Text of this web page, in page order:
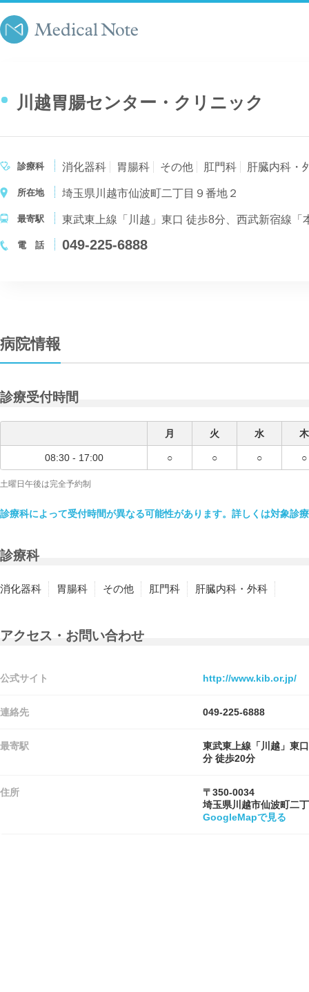
川越胃腸センター・クリニック
診療科 消化器科 胃腸科 その他 肛門科 肝臓内科・
所在地 埼玉県川越市仙波町二丁目９番地２
最寄駅 東武東上線「川越」東口 徒歩8分、西武新宿線「
電 話 049-225-6888
病院情報
診療受付時間
月 火 水 木
08:30 - 17:00 ○ ○ ○ ○
土曜日午後は完全予約制
診療科によって受付時間が異なる可能性があります。詳しくは対象診
診療科
消化器科 胃腸科 その他 肛門科 肝臓内科・外科
アクセス・お問い合わせ
公式サイト http://www.kib.or.jp/
連絡先 049-225-6888
最寄駅
東武東上線「川越」東
分 徒歩20分
住所
〒350-0034
埼玉県川越市仙波町二
GoogleMapで見る